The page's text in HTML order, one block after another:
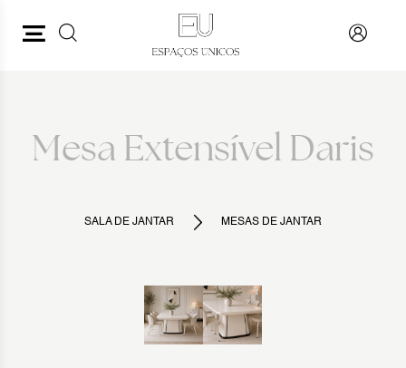
Mesa Extensível Daris
SALA DE JANTAR MESAS DE JANTAR
PESQUISAR